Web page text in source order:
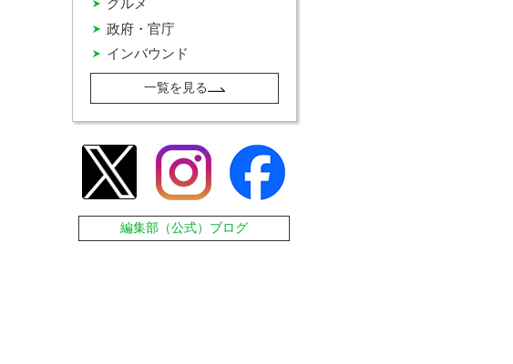
インバウンド
政府・官庁
一覧を見る
編集部（公式）ブログ